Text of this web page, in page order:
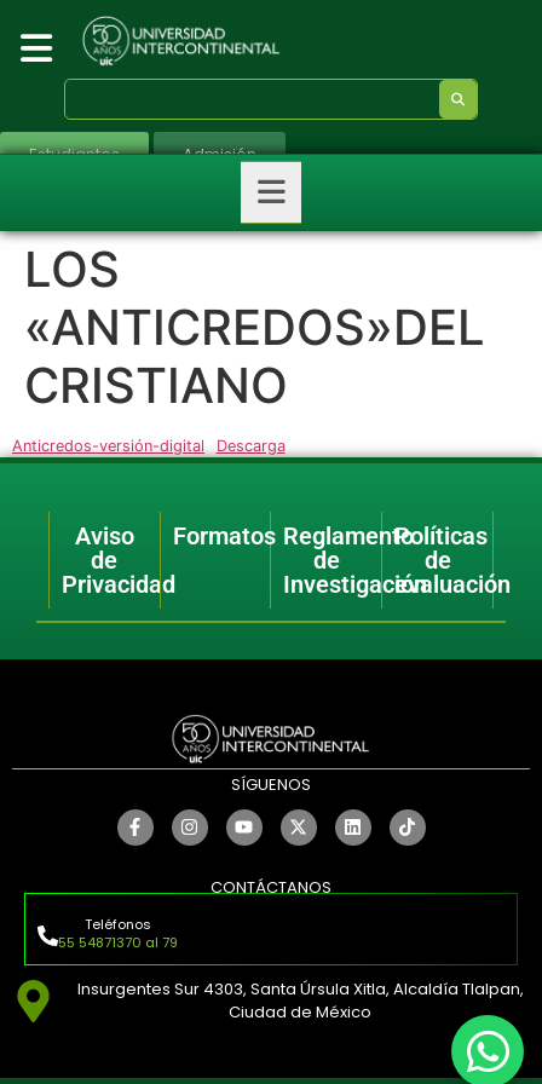
Estudiantes Admisión
LOS
«ANTICREDOS»DEL
CRISTIANO
Anticredos-versión-digital Descarga
Aviso
de
Privacidad
Formatos Reglamento
de
Investigación
Políticas
de
evaluación
SÍGUENOS
CONTÁCTANOS
Teléfonos
55 54871370 al 79
Insurgentes Sur 4303, Santa Úrsula Xitla, Alcaldía Tlalpan,
Ciudad de México